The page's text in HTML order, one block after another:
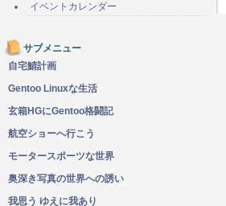
イベントカレンダー
サブメニュー
自宅鯖計画
Gentoo Linuxな生活
玄箱HGにGentoo格闘記
航空ショーへ行こう
モータースポーツな世界
奥深き写真の世界への誘い
我思う ゆえに我あり